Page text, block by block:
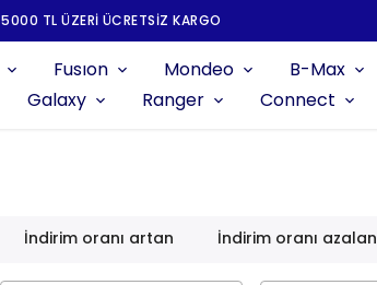
5000 TL ÜZERI ÜCRETSIZ KARGO
Fusıon Mondeo B-Max
Galaxy Ranger Connect
İndirim oranı artan İndirim oranı azalan